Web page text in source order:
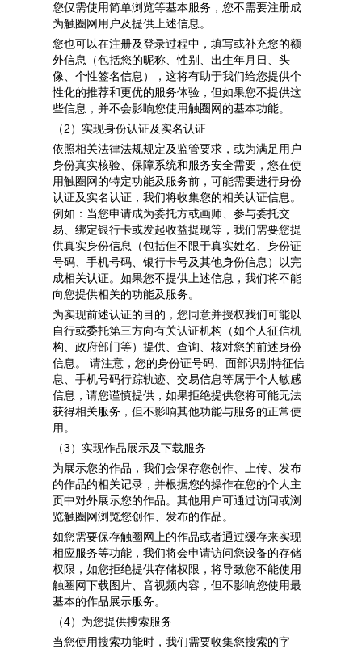
您仅需使用简单浏览等基本服务，您不需要注册成
为触圈网用户及提供上述信息。
您也可以在注册及登录过程中，填写或补充您的额
外信息
（包括您的昵称、性别、出生年月日、头
像、个性签名信息）
，这将有助于我们给您提供个
性化的推荐和更优的服务体验，但如果您不提供这
些信息，并不会影响您使用触圈网的基本功能。
（2）实现身份认证及实名认证
依照相关法律法规规定及监管要求，或为满足用户
身份真实核验、保障系统和服务安全需要，您在使
用触圈网的特定功能及服务前，可能需要进行身份
认证及实名认证，我们将收集您的相关认证信息。
例如：当您申请成为委托方或画师、参与委托交
易、绑定银行卡或发起收益提现等，我们需要您提
供真实身份信息（包括但不限于真实姓名、身份证
号码、手机号码、银行卡号及其他身份信息）
以完
成相关认证。如果您不提供上述信息，我们将不能
向您提供相关的功能及服务。
为实现前述认证的目的， 您同意并授权我们可能以
自行或委托第三方向有关认证机构（如个人征信机
构、政府部门等）提供、查询、核对您的前述身份
信息。 请注意，您的身份证号码、面部识别特征信
息、手机号码行踪轨迹、交易信息等属于个人敏感
信息，请您谨慎提供，如果拒绝提供您将可能无法
获得相关服务，但不影响其他功能与服务的正常使
用。
（3）实现作品展示及下载服务
为展示您的作品，我们会保存您创作、上传、发布
的作品的相关记录，并根据您的操作在您的个人主
页中对外展示您的作品。其他用户可通过访问或浏
览触圈网浏览您创作、发布的作品。
如您需要保存触圈网上的作品或者通过缓存来实现
相应服务等功能，我们将会申请访问您设备的存储
权限 ，如您拒绝提供存储权限，将导致您不能使用
触圈网下载图片、音视频内容，但不影响您使用最
基本的作品展示服务。
（4）为您提供搜索服务
当您使用搜索功能时，我们需要收集您搜索的字